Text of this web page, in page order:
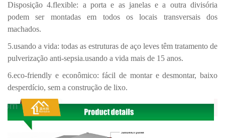
Disposição 4.flexible: a porta e as janelas e a outra divisória
podem ser montadas em todos os locais transversais dos
machados.
5.usando a vida: todas as estruturas de aço leves têm tratamento de
pulverização anti-sepsia.usando a vida mais de 15 anos.
6.eco-friendly e econômico: fácil de montar e desmontar, baixo
desperdício, sem a construção de lixo.